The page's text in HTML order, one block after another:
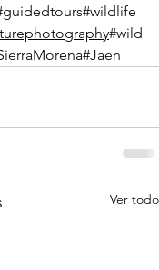
#wildlife
#wild
#Jaen
Ver todo